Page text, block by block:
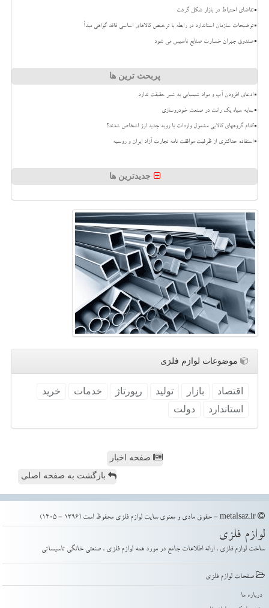
تقاضای احتیاط در بازار شکل گرفت
توضیحات سازمان استاندارد در رابطه با ترخیص کالاهای اساسی فاقد گواهی مبدأ
صندوق جبران خسارت صنایع تاسیس می شود
پربحث ترین ها
ادعای افزودن آب و مواد شیمیایی به شیر حقیقت ندارد
سایه سیاه یک رانت در صنعت خودروسازی
کدام گروههای کالایی مشمول واردات با رویه جدید ارز اشخاص شدند؟
استفاده حداکثری از ظرفیت موافقت نامه تجارت آزاد ایران و روسیه
جدیدترین ها
موضوعات لوازم فلزی
اقتصاد بازار تولید رپورتاژ خدمات
خرید
استاندارد
دولت
صفحه اخبار
بازگشت به صفحه اصلی
لوازم فلزی
ساخت لوازم فلزی ، ارائه اطلاعات جامع در مورد همه لوازم فلزی ، صنعتی خانگی تاسیساتی
صفحات لوازم فلزی
درباره ما